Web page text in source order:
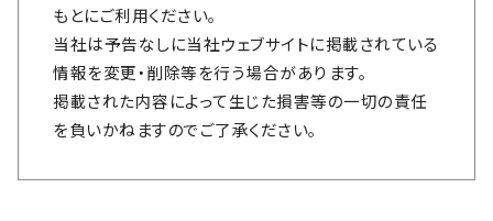
もとにご利用ください。
当社は予告なしに当社ウェブサイトに掲載されている
情報を変更・削除等を行う場合があります。
掲載された内容によって生じた損害等の一切の責任
を負いかねますのでご了承ください。